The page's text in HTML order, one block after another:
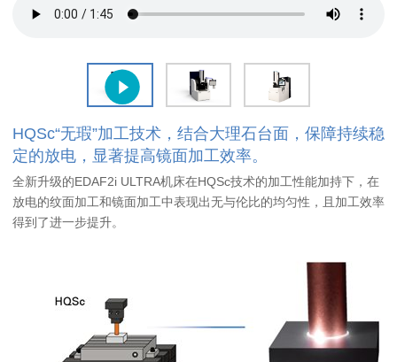
HQSc“无瑕”加工技术，结合大理石台面，保障持续稳
定的放电，显著提高镜面加工效率。
全新升级的EDAF2i ULTRA机床在HQSc技术的加工性能加持下，在
放电的纹面加工和镜面加工中表现出无与伦比的均匀性，且加工效率
得到了进一步提升。